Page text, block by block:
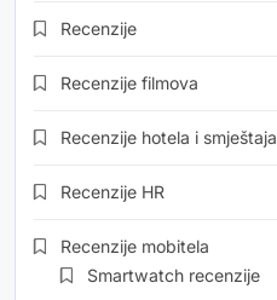
Recenzije
Recenzije filmova
Recenzije hotela i smještaja
Recenzije HR
Recenzije mobitela
Smartwatch recenzije